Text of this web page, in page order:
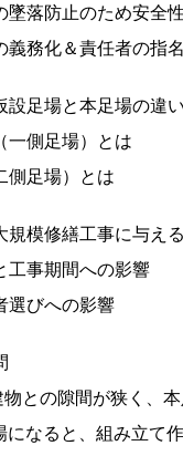
墜落防止のため安全
義務化＆責任者の指
設足場と本足場の違
一側足場）とは
側足場）とは
規模修繕工事に与え
工事期間への影響
選びへの影響
物との隙間が狭く、
になると、組み立て